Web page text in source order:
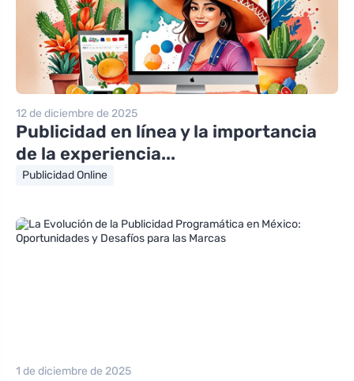
12 de diciembre de 2025
Publicidad en línea y la importancia
de la experiencia...
Publicidad Online
1 de diciembre de 2025